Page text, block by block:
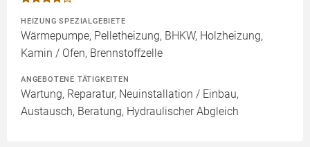
HEIZUNG SPEZIALGEBIETE
Wärmepumpe, Pelletheizung, BHKW, Holzheizung,
Kamin / Ofen, Brennstoffzelle
ANGEBOTENE TÄTIGKEITEN
Wartung, Reparatur, Neuinstallation / Einbau,
Austausch, Beratung, Hydraulischer Abgleich